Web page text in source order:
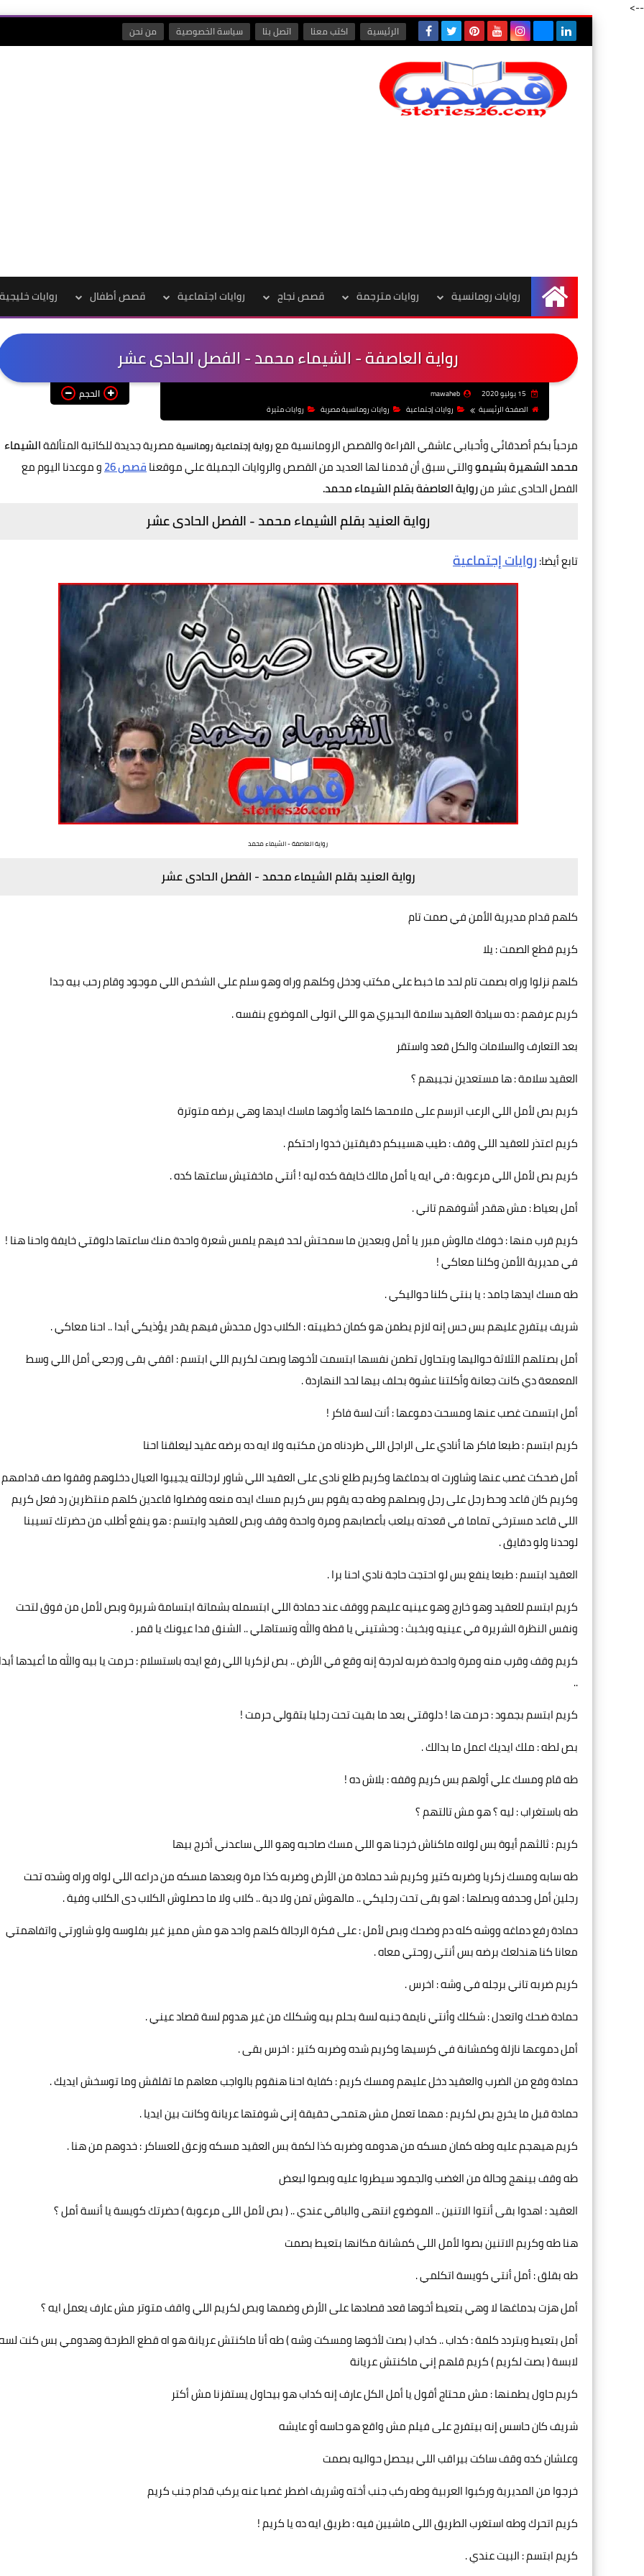
-->
الرئيسية اكتب معنا اتصل بنا سياسة الخصوصية من نحن
الرئيسية
روايات رومانسية روايات مترجمة قصص نجاح روايات اجتماعية قصص أطفال روايات خليجية
رواية العاصفة - الشيماء محمد - الفصل الحادى عشر
mawaheb
الصفحة الرئيسية
روايات إجتماعية روايات رومانسية مصرية روايات مثيرة
الحجم
مرحباً بكم أصدقائي وأحبابي عاشقي القراءة والقصص الرومانسية معروايةإجتماعية رومانسيةمصرية جديدة للكاتبة المتألقةالشيماء
محمد الشهيرة بشيمووالتي سبق أن قدمنا لها العديد من القصص والروايات الجميلةعلي موقعناقصص 26
و موعدنا اليوم مع
الفصل الحادى عشر منرواية العاصفة بقلم الشيماء محمد.
رواية العنيد بقلم الشيماء محمد - الفصل الحادى عشر
تابع أيضا:روايات إجتماعية
رواية العاصفة - الشيماء محمد
رواية العنيد بقلم الشيماء محمد - الفصل الحادى عشر
كلهم قدام مديرية الأمن في صمت تام
كريم قطع الصمت : يلا
كلهم نزلوا وراه بصمت تام لحد ما خبط علي مكتب ودخل وكلهم وراه وهو سلم علي الشخص اللي موجود وقام رحب بيه جدا
كريم عرفهم : ده سيادة العقيد سلامة البحيري هو اللي اتولى الموضوع بنفسه .
بعد التعارف والسلامات والكل قعد واستقر
العقيد سلامة : ها مستعدين نجيبهم ؟
كريم بص لأمل اللي الرعب اترسم على ملامحها كلها وأخوها ماسك ايدها وهي برضه متوترة
كريم اعتذر للعقيد اللي وقف : طيب هسيبكم دقيقتين خدوا راحتكم .
كريم بص لأمل اللي مرعوبة : في ايه يا أمل مالك خايفة كده ليه ! أنتي ماخفتيش ساعتها كده .
أمل بعياط : مش هقدر أشوفهم تاني .
كريم قرب منها : خوفك مالوش مبرر يا أمل وبعدين ما سمحتش لحد فيهم يلمس شعرة واحدة منك ساعتها دلوقتي خايفة واحنا هنا !
في مديرية الأمن وكلنا معاكي !
طه مسك ايدها جامد : يا بنتي كلنا حواليكي .
شريف بيتفرج عليهم بس حس إنه لازم يطمن هو كمان خطيبته : الكلاب دول محدش فيهم يقدر يؤذيكي أبدا .. احنا معاكي .
أمل بصتلهم الثلاثة حواليها وبتحاول تطمن نفسها ابتسمت لأخوها وبصت لكريم اللي ابتسم : اقفي بقى ورجعي أمل اللي وسط
المعمعة دي كانت جعانة وأكلتنا عشوة بحلف بيها لحد النهاردة .
أمل ابتسمت غصب عنها ومسحت دموعها : أنت لسة فاكر !
كريم ابتسم : طبعا فاكر ها أنادي على الراجل اللي طردناه من مكتبه ولا ايه ده برضه عقيد ليعلقنا احنا
أمل ضحكت غصب عنها وشاورت اه بدماغها وكريم طلع نادى على العقيد اللي شاور لرجالته يجيبوا العيال دخلوهم وقفوا صف قدامهم
وكريم كان قاعد وحط رجل على رجل وبصلهم وطه جه يقوم بس كريم مسك ايده منعه وفضلوا قاعدين كلهم منتظرين رد فعل كريم
اللي قاعد مسترخي تماما في قعدته بيلعب بأعصابهم ومرة واحدة وقف وبص للعقيد وابتسم : هو ينفع أطلب من حضرتك تسيبنا
لوحدنا ولو دقايق .
العقيد ابتسم : طبعا ينفع بس لو احتجت حاجة نادي احنا برا .
كريم ابتسم للعقيد وهو خارج وهو عينيه عليهم ووقف عند حمادة اللي ابتسمله بشماتة ابتسامة شريرة وبص لأمل من فوق لتحت
ونفس النظرة الشريرة في عينيه وبخبث : وحشتيني يا قطة والله وتستاهلي .. الشنق فدا عيونك يا قمر .
كريم وقف وقرب منه ومرة واحدة ضربه لدرجة إنه وقع في الأرض .. بص لزكريا اللي رفع ايده باستسلام : حرمت يا بيه والله ما أعيدها
..
كريم ابتسم بجمود : حرمت ها ! دلوقتي بعد ما بقيت تحت رجليا بتقولي حرمت !
بص لطه : ملك ايديك اعمل ما بدالك .
طه قام ومسك علي أولهم بس كريم وقفه : بلاش ده !
طه باستغراب : ليه ؟ هو مش تالتهم ؟
كريم : ثالثهم أيوة بس لولاه ماكناش خرجنا هو اللي مسك صاحبه وهو اللي ساعدني أخرج بيها
طه سابه ومسك زكريا وضربه كتير وكريم شد حمادة من الأرض وضربه كذا مرة وبعدها مسكه من دراعه اللي لواه وراه وشده تحت
رجلين أمل وحدفه وبصلها : اهو بقى تحت رجليكي .. مالهوش تمن ولا دية .. كلاب ولا ما حصلوش الكلاب دى الكلاب وفية .
حمادة رفع دماغه ووشه كله دم وضحك وبص لأمل : على فكرة الرجالة كلهم واحد هو مش مميز غير بفلوسه ولو شاورتي واتفاهمتي
معانا كنا هندلعك برضه بس أنتي روحتي معاه .
كريم ضربه تاني برجله في وشه : اخرس .
حمادة ضحك واتعدل : شكلك وأنتي نايمة جنبه لسة بحلم بيه وشكلك من غير هدوم لسة قصاد عيني .
أمل دموعها نازلة وكمشانة في كرسيها وكريم شده وضربه كتير : اخرس بقى .
حمادة وقع من الضرب والعقيد دخل عليهم ومسك كريم : كفاية احنا هنقوم بالواجب معاهم ما تقلقش وما توسخش ايديك .
حمادة قبل ما يخرج بص لكريم : مهما تعمل مش هتمحي حقيقة إني شوفتها عريانة وكانت بين ايديا .
كريم هيهجم عليه وطه كمان مسكه من هدومه وضربه كذا لكمة بس العقيد مسكه وزعق للعساكر : خدوهم من هنا .
طه وقف بينهج وحالة من الغضب والجمود سيطروا عليه وبصوا لبعض
العقيد : اهدوا بقى أنتوا الاتنين .. الموضوع انتهى والباقي عندي .. ( بص لأمل اللى مرعوبة ) حضرتك كويسة يا أنسة أمل ؟
هنا طه وكريم الاتنين بصوا لأمل اللي كمشانة مكانها بتعيط بصمت
طه بقلق : أمل أنتي كويسة اتكلمي .
أمل هزت بدماغها لا وهي بتعيط أخوها قعد قصادها على الأرض وضمها وبص لكريم اللي واقف متوتر مش عارف يعمل ايه ؟
أمل بتعيط وبتردد كلمة : كداب .. كداب ( بصت لأخوها ومسكت وشه ) طه أنا ماكنتش عريانة هو اه قطع الطرحة وهدومي بس كنت
لابسة ( بصت لكريم ) كريم قلهم إني ماكنتش عريانة
كريم حاول يطمنها : مش محتاج أقول يا أمل الكل عارف إنه كداب هو بيحاول يستفزنا مش أكتر
شريف كان حاسس إنه بيتفرج على فيلم مش واقع هو حاسه أو عايشه
وعلشان كده وقف ساكت بيراقب اللي بيحصل حواليه بصمت
خرجوا من المديرية وركبوا العربية وطه ركب جنب أخته وشريف اضطر غصبا عنه يركب قدام جنب كريم
كريم اتحرك وطه استغرب الطريق اللي ماشيين فيه : طريق ايه ده يا كريم !
كريم ابتسم : البيت عندي .